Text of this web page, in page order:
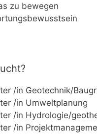
zu bewegen
/in Geotechnik/
/in Umweltplanung
/in Hydrologie/
/in